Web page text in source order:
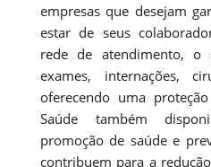
empresas que desejam
estar de seus
rede de atendimento, o
exames, internações,
oferecendo uma
Saúde também
promoção de saúde e
contribuem para a